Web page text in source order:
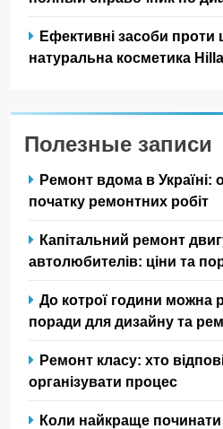
Ефективні засоби проти
натуральна косметика
Полезные записи
Ремонт вдома в Україні:
початку ремонтних робіт
Капітальний ремонт
автолюбителів: ціни та
До котрої години можна
поради для дизайну та
Ремонт класу: хто
організувати процес
Коли найкраще починати